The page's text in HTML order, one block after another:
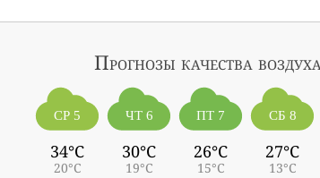
Прогнозы качества
СР 5
34°C
20°C
ЧТ 6
30°C
19°C
ПТ 7
26°C
15°C
СБ 8
27°C
13°C